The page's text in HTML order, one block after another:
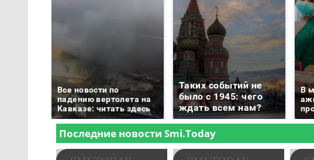
Все новости по
падению вертолета на
Кавказе: читать здесь
Таких событий не
было с 1945: чего
ждать всем нам?
В